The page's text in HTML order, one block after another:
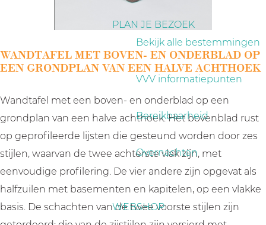
PLAN JE BEZOEK
Bekijk alle bestemmingen
VVV informatiepunten
Bereikbaarheid
Overnachten
WEBSHOP
WANDTAFEL MET BOVEN- EN ONDERBLAD OP
EEN GRONDPLAN VAN EEN HALVE ACHTHOEK
Wandtafel met een boven- en onderblad op een
grondplan van een halve achthoek. Het bovenblad rust
op geprofileerde lijsten die gesteund worden door zes
stijlen, waarvan de twee achterste vlak zijn, met
eenvoudige profilering. De vier andere zijn opgevat als
halfzuilen met basementen en kapitelen, op een vlakke
basis. De schachten van de twee voorste stijlen zijn